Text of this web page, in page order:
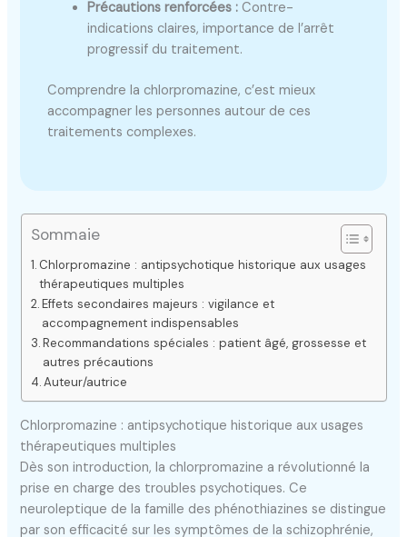
Précautions renforcées : Contre-
indications claires, importance de l’arrêt
progressif du traitement.
Comprendre la chlorpromazine, c’est mieux
accompagner les personnes autour de ces
traitements complexes.
Sommaie
Chlorpromazine : antipsychotique historique aux usages
thérapeutiques multiples
Effets secondaires majeurs : vigilance et
accompagnement indispensables
Recommandations spéciales : patient âgé, grossesse et
autres précautions
Auteur/autrice
Chlorpromazine : antipsychotique historique aux usages
thérapeutiques multiples
Dès son introduction, la chlorpromazine a révolutionné la
prise en charge des troubles psychotiques. Ce
neuroleptique de la famille des phénothiazines se distingue
par son efficacité sur les symptômes de la schizophrénie,